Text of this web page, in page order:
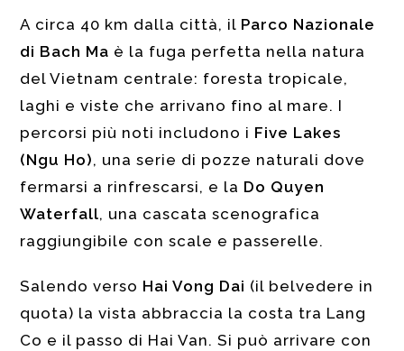
A circa 40 km dalla città, il Parco Nazionale
di Bach Ma è la fuga perfetta nella natura
del Vietnam centrale: foresta tropicale,
laghi e viste che arrivano fino al mare. I
percorsi più noti includono i Five Lakes
(Ngu Ho), una serie di pozze naturali dove
fermarsi a rinfrescarsi, e la Do Quyen
Waterfall, una cascata scenografica
raggiungibile con scale e passerelle.
Salendo verso Hai Vong Dai (il belvedere in
quota) la vista abbraccia la costa tra Lang
Co e il passo di Hai Van. Si può arrivare con